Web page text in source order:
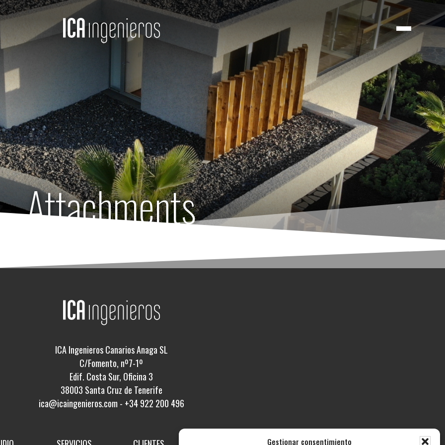
Gestionar consentimiento
Attachments
ICA Ingenieros Canarios Anaga SL
C/Fomento, nº7-1º
Edif. Costa Sur, Oficina 3
38003 Santa Cruz de Tenerife
ica@icaingenieros.com - +34 922 200 496